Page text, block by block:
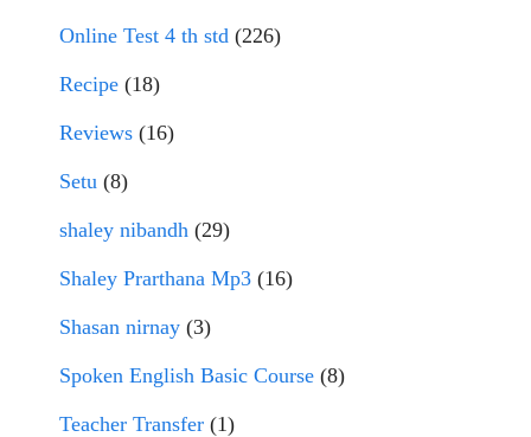
Online Test 4 th std (226)
Recipe (18)
Reviews (16)
Setu (8)
shaley nibandh (29)
Shaley Prarthana Mp3 (16)
Shasan nirnay (3)
Spoken English Basic Course (8)
Teacher Transfer (1)